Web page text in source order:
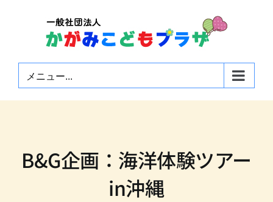
メニュー...
B&G企画：海洋体験ツアー
in沖縄